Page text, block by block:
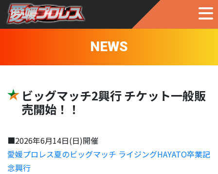
NEWS
ビッグマッチ2興行 チケット一般販
売開始！！
■2026年6月14日(日)開催
愛媛プロレス夏のビッグマッチ ライジングHAYATO卒業記
念興行